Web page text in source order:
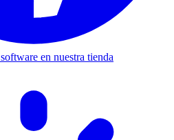
en nuestra tienda